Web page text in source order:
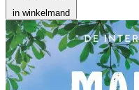
in winkelmand